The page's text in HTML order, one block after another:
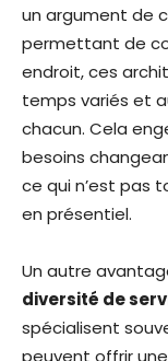
un argument de
permettant de
endroit, ces
temps variés et
chacun. Cela
besoins
ce qui n’est pas
en présentiel.
Un autre
diversité de
spécialisent
peuvent offrir